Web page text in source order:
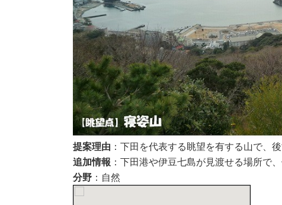
提案理由 ：下田を代表する眺望を有する山で、
追加情報 ：下田港や伊豆七島が見渡せる場所で
分野 ：自然